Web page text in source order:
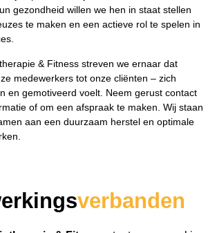
gezondheid willen we hen in staat stellen
te maken en een actieve rol te spelen in
& Fitness streven we ernaar dat
medewerkers tot onze cliënten – zich
en gemotiveerd voelt. Neem gerust contact
of om een afspraak te maken. Wij staan
aan een duurzaam herstel en optimale
verbanden